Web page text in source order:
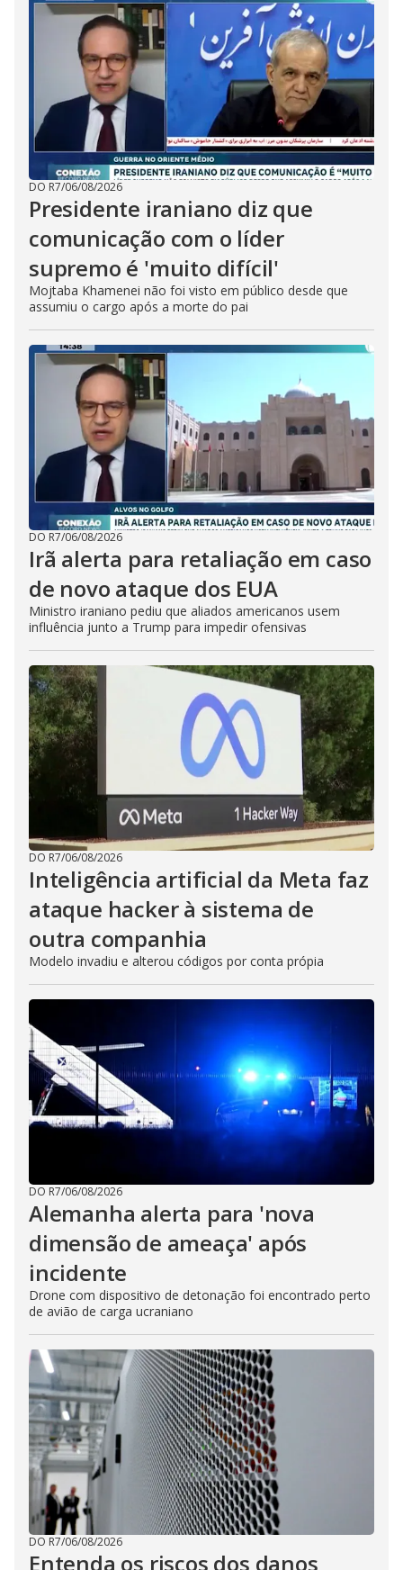
DO R7/06/08/2026
Presidente iraniano diz que
comunicação com o líder
supremo é 'muito difícil'
Mojtaba Khamenei não foi visto em público desde que
assumiu o cargo após a morte do pai
DO R7/06/08/2026
Irã alerta para retaliação em caso
de novo ataque dos EUA
Ministro iraniano pediu que aliados americanos usem
influência junto a Trump para impedir ofensivas
DO R7/06/08/2026
Inteligência artificial da Meta faz
ataque hacker à sistema de
outra companhia
Modelo invadiu e alterou códigos por conta própia
DO R7/06/08/2026
Alemanha alerta para 'nova
dimensão de ameaça' após
incidente
Drone com dispositivo de detonação foi encontrado perto
de avião de carga ucraniano
DO R7/06/08/2026
Entenda os riscos dos danos